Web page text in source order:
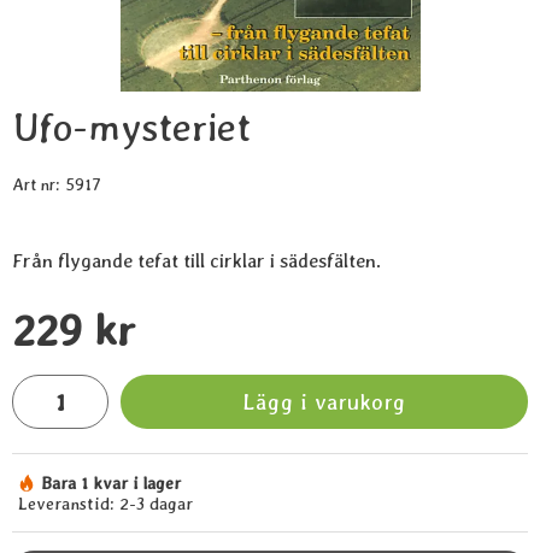
Ufo-mysteriet
Art nr: 5917
pris
229 kr
antal
Lägg i varukorg
Tillgänglighet:
Bara 1 kvar i lager
Leveranstid: 2-3 dagar